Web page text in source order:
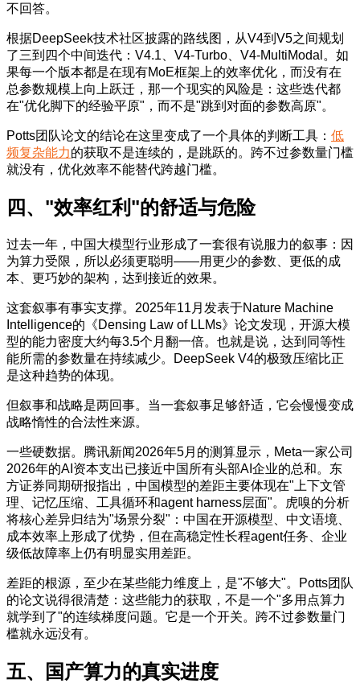
不回答。
根据DeepSeek技术社区披露的路线图，从V4到V5之间规划
了三到四个中间迭代：V4.1、V4-Turbo、V4-MultiModal。如
果每一个版本都是在现有MoE框架上的效率优化，而没有在
总参数规模上向上跃迁，那一个现实的风险是：这些迭代都
在"优化脚下的经验平原"，而不是"跳到对面的参数高原"。
Potts团队论文的结论在这里变成了一个具体的判断工具： 低
频复杂能力的获取不是连续的，是跳跃的。跨不过参数量门槛
就没有，优化效率不能替代跨越门槛。
四、"效率红利"的舒适与危险
过去一年，中国大模型行业形成了一套很有说服力的叙事：因
为算力受限，所以必须更聪明——用更少的参数、更低的成
本、更巧妙的架构，达到接近的效果。
这套叙事有事实支撑。2025年11月发表于Nature Machine
Intelligence的《Densing Law of LLMs》论文发现，开源大模
型的能力密度大约每3.5个月翻一倍。也就是说，达到同等性
能所需的参数量在持续减少。DeepSeek V4的极致压缩比正
是这种趋势的体现。
但叙事和战略是两回事。当一套叙事足够舒适，它会慢慢变成
战略惰性的合法性来源。
一些硬数据。腾讯新闻2026年5月的测算显示，Meta一家公司
2026年的AI资本支出已接近中国所有头部AI企业的总和。东
方证券同期研报指出，中国模型的差距主要体现在"上下文管
理、记忆压缩、工具循环和agent harness层面"。虎嗅的分析
将核心差异归结为"场景分裂"：中国在开源模型、中文语境、
成本效率上形成了优势，但在高稳定性长程agent任务、企业
级低故障率上仍有明显实用差距。
差距的根源，至少在某些能力维度上，是"不够大"。Potts团队
的论文说得很清楚：这些能力的获取，不是一个"多用点算力
就学到了"的连续梯度问题。它是一个开关。跨不过参数量门
槛就永远没有。
五、国产算力的真实进度